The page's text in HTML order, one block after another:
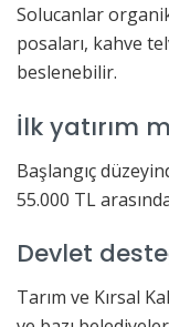
Solucanlar
posaları, kahve
beslenebilir.
İlk yatırım
Başlangıç
55.000 TL
Devlet
Tarım ve Kırsal